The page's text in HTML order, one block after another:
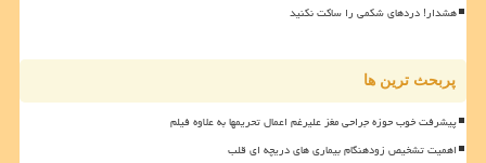
هشدار! دردهای شکمی را ساکت نکنید
پربحث ترین ها
پیشرفت خوب حوزه جراحی مغز علیرغم اعمال تحریمها به علاوه فیلم
اهمیت تشخیص زودهنگام بیماری های دریچه ای قلب